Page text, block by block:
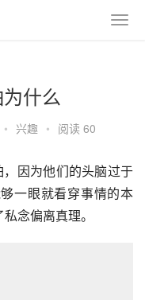
什么
• 兴趣 • 阅读 60
因为他们的头脑过于
一眼就看穿事情的本
念偏离真理。